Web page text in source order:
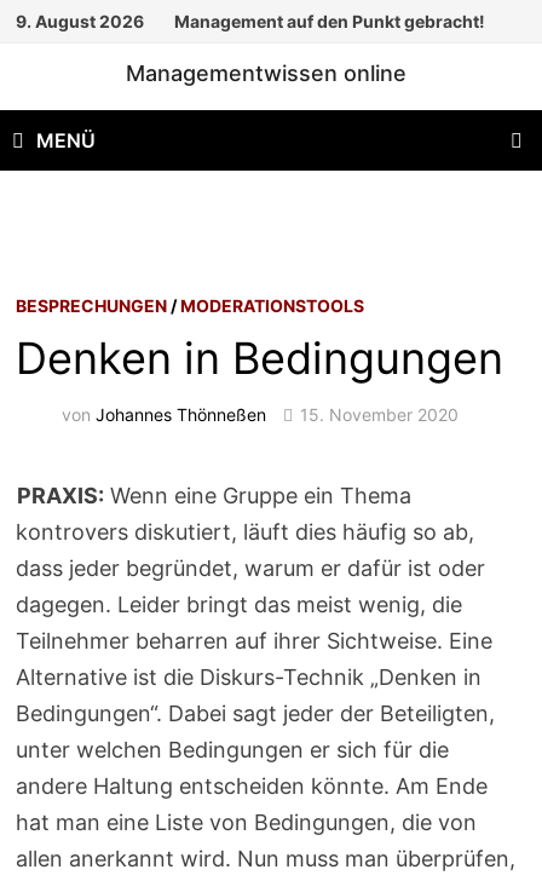
Zum
9. August 2026 Management auf den Punkt gebracht!
Managementwissen online
MENÜ
BESPRECHUNGEN /MODERATIONSTOOLS
Denken in Bedingungen
vonJohannes Thönneßen 15. November 2020
PRAXIS: Wenn eine Gruppe ein Thema
kontrovers diskutiert, läuft dies häufig so ab,
dass jeder begründet, warum er dafür ist oder
dagegen. Leider bringt das meist wenig, die
Teilnehmer beharren auf ihrer Sichtweise. Eine
Alternative ist die Diskurs-Technik „Denken in
Bedingungen“. Dabei sagt jeder der Beteiligten,
unter welchen Bedingungen er sich für die
andere Haltung entscheiden könnte. Am Ende
hat man eine Liste von Bedingungen, die von
allen anerkannt wird. Nun muss man überprüfen,